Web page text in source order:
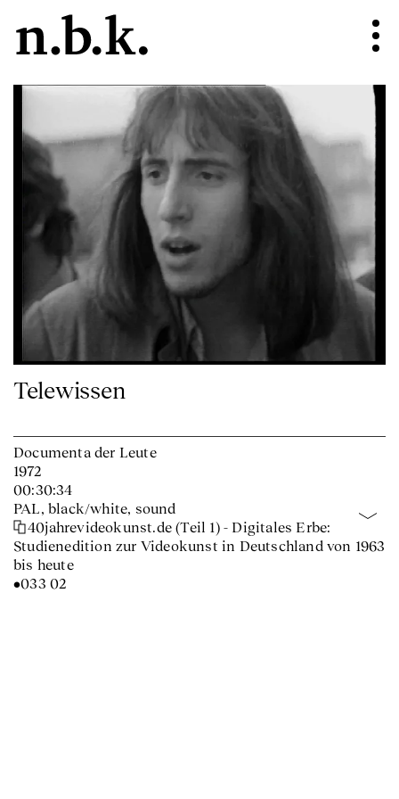
Telewissen
Documenta der Leute
1972
00:30:34
PAL, black/white, sound
40jahrevideokunst.de (Teil 1) - Digitales Erbe:
Studienedition zur Videokunst in Deutschland von 1963
bis heute
•033 02